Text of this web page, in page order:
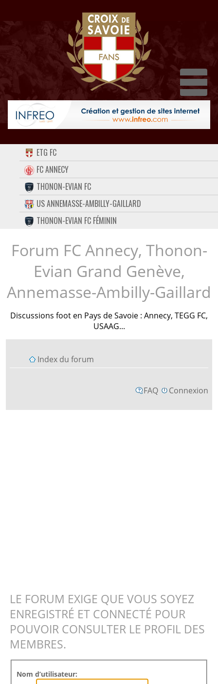
ACCUEIL
FORUM
CONTACT
FACEBOOK
TWITTER
INSTAGRAM
ETG FC
FC ANNECY
THONON-EVIAN FC
US ANNEMASSE-AMBILLY-GAILLARD
THONON-EVIAN FC FÉMININ
Forum FC Annecy, Thonon-
Evian Grand Genève,
Annemasse-Ambilly-Gaillard
Discussions foot en Pays de Savoie : Annecy, TEGG FC,
USAAG...
Index du forum
FAQ Connexion
LE FORUM EXIGE QUE VOUS SOYEZ
ENREGISTRÉ ET CONNECTÉ POUR
POUVOIR CONSULTER LE PROFIL DES
MEMBRES.
Nom d’utilisateur: